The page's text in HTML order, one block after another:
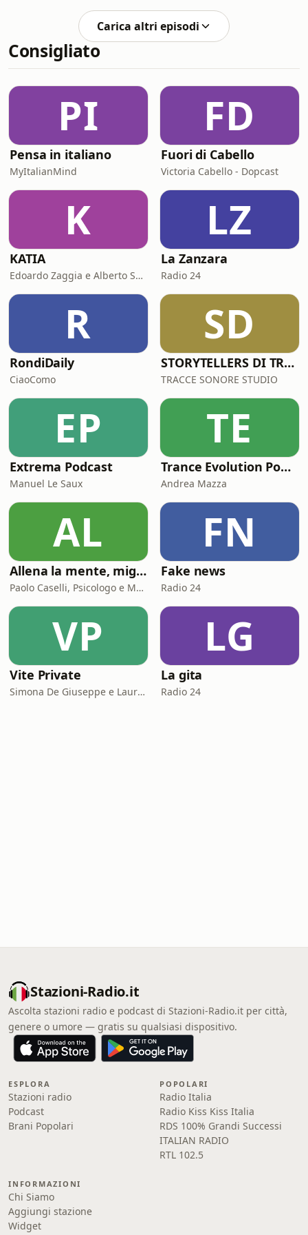
di Psichiatria, proponiamo un
incontro con i più qualificati esperti
italiani in psichiatria, psicologia e
neuroscienze.Un progetto di
scientifica senza precedenti, per
ampiezza e qualità dei contenuti.🎙️ In
questo episodio
Carica altri episodi
Consigliato
PI
Pensa in italiano
MyItalianMind
FD
Fuori di Cabello
Victoria Cabello - Dopcast
K
KATIA
Edoardo Zaggia e Alberto Sacco
LZ
La Zanzara
Radio 24
R
RondiDaily
CiaoComo
SD
STORYTELLERS DI TRACCESONORE STUDIO
TRACCE SONORE STUDIO
EP
Extrema Podcast
Manuel Le Saux
TE
Trance Evolution Podcast
Andrea Mazza
AL
Allena la mente, migliora la tua vita. Psicologia, mental training e crescita personale
Paolo Caselli, Psicologo e Mental Trainer
FN
Fake news
Radio 24
VP
Vite Private
Simona De Giuseppe e Laura Marinaro
LG
La gita
Radio 24
Stazioni-Radio.it
Ascolta stazioni radio e podcast di Stazioni-Radio.it per città,
genere o umore — gratis su qualsiasi dispositivo.
ESPLORA
Stazioni radio
Podcast
Brani Popolari
POPOLARI
Radio Italia
Radio Kiss Kiss Italia
RDS 100% Grandi Successi
ITALIAN RADIO
RTL 102.5
INFORMAZIONI
Chi Siamo
Aggiungi stazione
Widget